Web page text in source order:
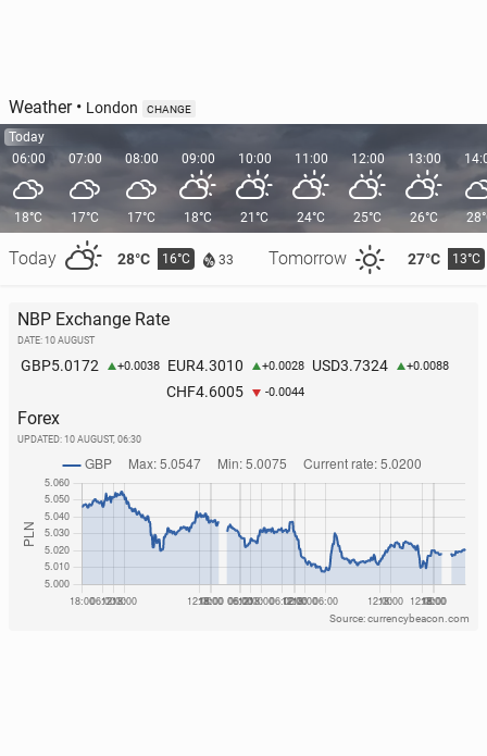
Weather• London CHANGE
Today
06:00
18°C
Today 28°C 16°C 33 Tomorrow 27°C 13°C
07:00
17°C
08:00
17°C
09:00
18°C
10:00
21°C
11:00
24°C
12:00
25°C
13:00
26°C
NBP Exchange Rate
DATE: 10 AUGUST
GBP5.0172 +0.0038 EUR4.3010 +0.0028 USD3.7324 +0.0088
CHF4.6005 -0.0044
Forex
UPDATED: 10 AUGUST, 06:30
Source: currencybeacon.com